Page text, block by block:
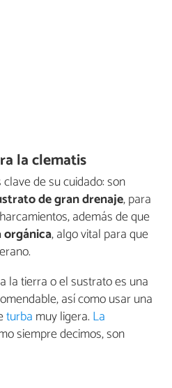
la clematis
de su cuidado: son
de gran drenaje, para
además de que
orgánica, algo vital para que
a la tierra o el sustrato es una
así como usar una
turba muy ligera. La
siempre decimos, son